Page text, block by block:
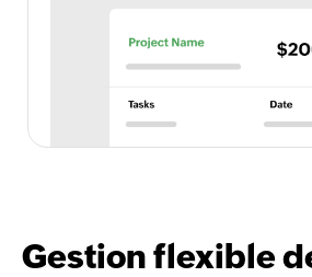
Gestion flexible